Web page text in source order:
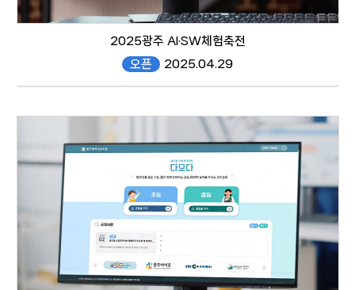
responsive web
2025광주 AI·SW체험축전
오픈
2025.04.29